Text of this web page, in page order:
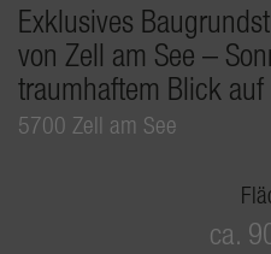
Exklusives
von Zell am See –
traumhaftem Blick auf
5700 Zell am See
ca.